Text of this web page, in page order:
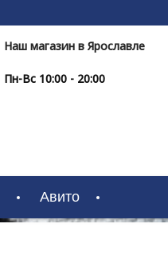
Наш магазин в Ярославле
Пн-Вс 10:00 - 20:00
Авито